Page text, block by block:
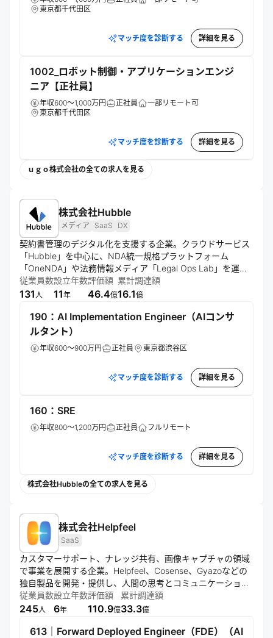
東京都千代田区
マッチ度を診断する 詳細を見る
1002_ロボット制御・アプリケーションエンジ
ニア【正社員】
年収600～1,000万円 正社員
一部リモート可
東京都千代田区
マッチ度を診断する 詳細を見る
ｕｇｏ株式会社の全ての求人を見る
株式会社Hubble
メディア SaaS DX
契約書管理のデジタル化を支援する企業。クラウドサービス
「Hubble」を中心に、NDA統一規格プラットフォーム
「OneNDA」や法務情報メディア「Legal Ops Lab」を運
営。法務と事業部門の協業促進、業務効率化を通じ、契約業
務の生産性向上を実現する。
従業員数
131人
設立年数
11年
評価額
46.4億
累計調達額
16.1億
190：AI Implementation Engineer（AIコンサ
ルタント）
年収600～900万円 正社員 東京都渋谷区
マッチ度を診断する 詳細を見る
160：SRE
年収800～1,200万円 正社員 フルリモート
マッチ度を診断する 詳細を見る
株式会社Hubbleの全ての求人を見る
株式会社Helpfeel
SaaS
カスタマーサポート、ナレッジ共有、画像キャプチャの領域
で事業を展開する企業。Helpfeel、Cosense、Gyazoなどの
独自製品を開発・提供し、人間の思考とコミュニケーション
の加速を目指す。独自技術と革新的な働き方を通じて、情報
格差の解消と人々の可能性拡大に取り組んでいる。
従業員数
245人
設立年数
6年
評価額
110.9億
累計調達額
33.3億
613｜Forward Deployed Engineer（FDE）（AI